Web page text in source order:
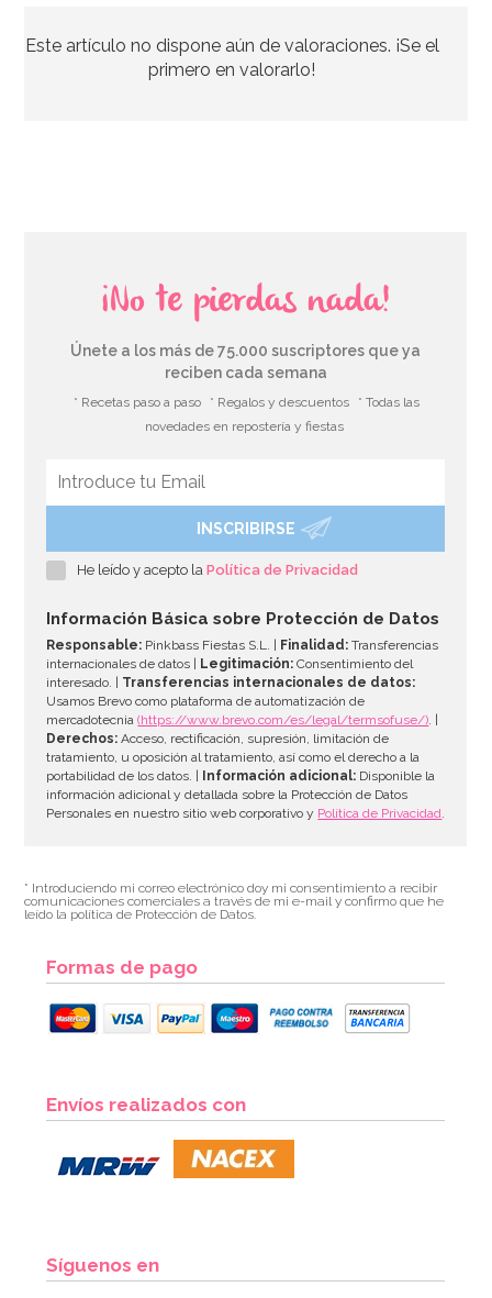
5,49€ 5,49€
Juego de 8 Globos Marfil Flores Boda
AÑADIR
Este artículo no dispone aún de valoraciones. ¡Se el
primero en valorarlo!
¡No te pierdas nada!
Únete a los más de 75.000 suscriptores que ya
reciben cada semana
* Recetas paso a paso * Regalos y descuentos
* Todas las
novedades en repostería y fiestas
INSCRIBIRSE
He leído y acepto laPolítica de Privacidad
Información Básica sobre Protección de Datos
Responsable: Pinkbass Fiestas S.L. | Finalidad: Transferencias
internacionales de datos |
Legitimación: Consentimiento del
interesado. | Transferencias internacionales de datos:
Usamos Brevo como plataforma de automatización de
mercadotecnia(https://www.brevo.com/es/legal/termsofuse/). |
Derechos: Acceso, rectificación, supresión, limitación de
tratamiento, u oposición al tratamiento, así como el derecho a la
portabilidad de los datos. |
Información adicional: Disponible la
información adicional y detallada sobre la Protección de Datos
Personales en nuestro sitio web corporativo y Política de Privacidad.
* Introduciendo mi correo electrónico doy mi consentimiento a recibir
comunicaciones comerciales a través de mi e-mail y confirmo que he
leído la política de Protección de Datos.
Formas de pago
Envíos realizados con
Síguenos en